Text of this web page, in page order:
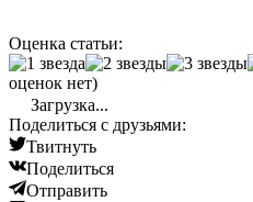
Оценка статьи:
оценок нет)
Загрузка...
Поделиться с друзьями:
Твитнуть
Поделиться
Отправить